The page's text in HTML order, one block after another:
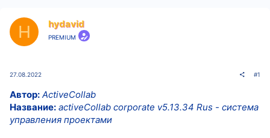
а
H hydavid
PREMIUM
27.08.2022 #1
Автор: ActiveCollab
Название: activeCollab corporate v5.13.34 Rus - система
управления проектами